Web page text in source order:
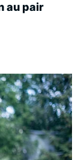
au pair